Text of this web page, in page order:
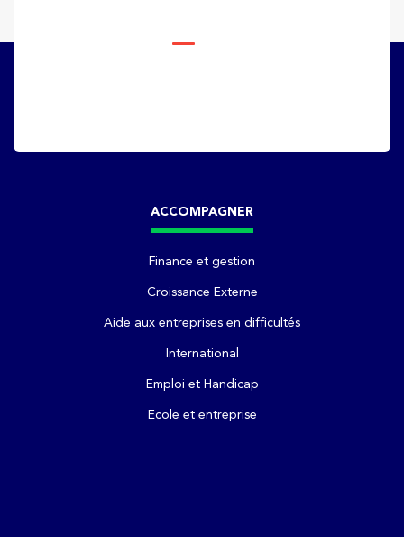
ACCOMPAGNER
Finance et gestion
Croissance Externe
Aide aux entreprises en difficultés
International
Emploi et Handicap
Ecole et entreprise